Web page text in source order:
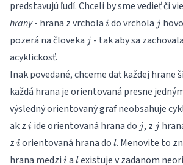
predstavujú ľudí. Chceli by sme vedieť či
hrany- hrana z vrchola i
i do vrchola jj
pozerá na človeka jj - tak aby sa
acyklickosť.
Inak povedané, chceme dať každej hrane
každá hrana je orientovaná presne
výsledný orientovaný graf neobsahuje
ak z i
i ide orientovaná hrana do jj, z jj
z i
i orientovaná hrana do l
l. Menovite to
hrana medzi i
i a l
l existuje v zadanom